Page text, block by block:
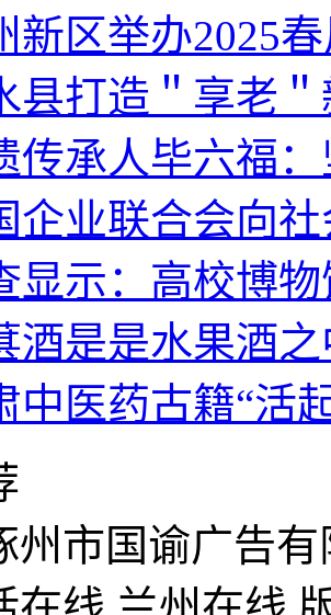
新区举办2025
县打造＂享老
传承人毕六福
企业联合会向
显示：高校博
酒是是水果酒
中医药古籍“活
州市国谕广告